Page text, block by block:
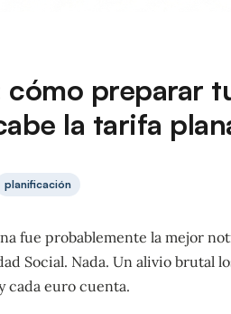
preparar
la tarifa
planificación
fue probablemente la mejor
Social. Nada. Un alivio brutal
cada euro cuenta.